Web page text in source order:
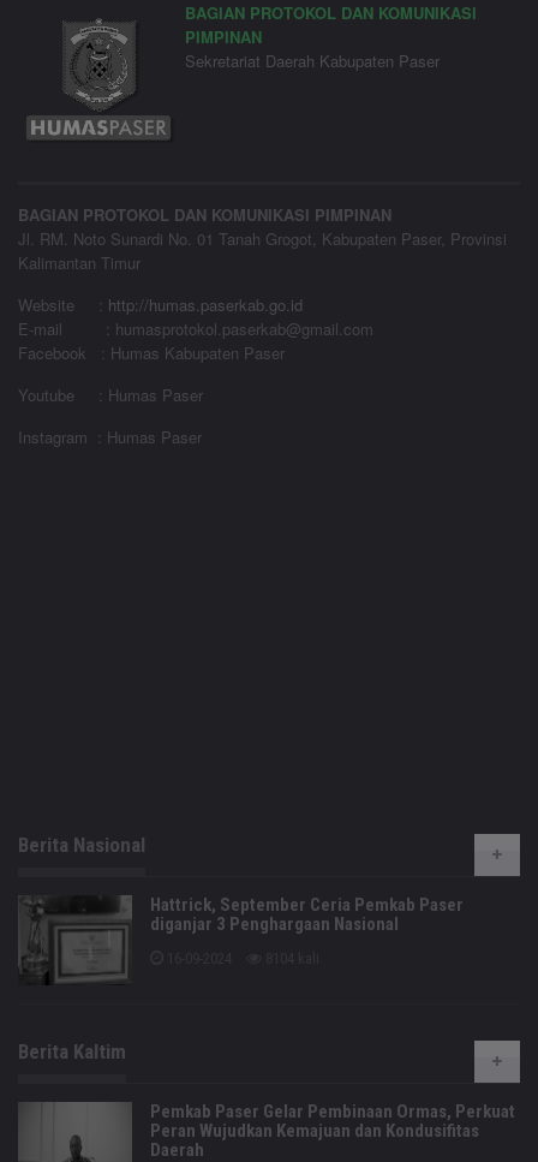
BAGIAN PROTOKOL DAN KOMUNIKASI
PIMPINAN
Sekretariat Daerah Kabupaten Paser
BAGIAN PROTOKOL DAN KOMUNIKASI PIMPINAN
Jl. RM. Noto Sunardi No. 01 Tanah Grogot, Kabupaten Paser, Provinsi
Kalimantan Timur
Website
: http://humas.paserkab.go.id
E-mail : humasprotokol.paserkab@gmail.com
Facebook : Humas Kabupaten Paser
Youtube : Humas Paser
Instagram : Humas Paser
Berita Nasional
Hattrick, September Ceria Pemkab Paser
diganjar 3 Penghargaan Nasional
Berita Kaltim
Pemkab Paser Gelar Pembinaan Ormas, Perkuat
Peran Wujudkan Kemajuan dan Kondusifitas
Daerah